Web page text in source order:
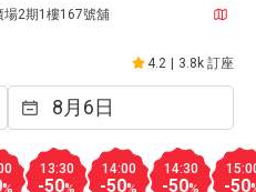
場2期1樓167號舖
4.2 3.8k 訂座
%
13:30
-50%
14:00
-50%
14:30
-50% -50